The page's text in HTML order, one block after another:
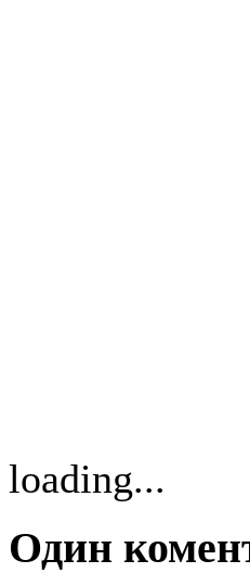
loading...
Один